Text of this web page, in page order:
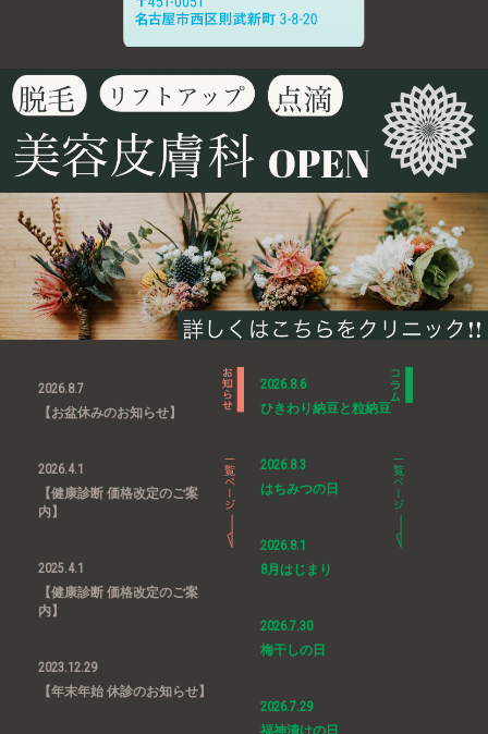
2026.8.7
【お盆休みのお知らせ】
2026.4.1
【健康診断 価格改定のご案
内】
2025.4.1
【健康診断 価格改定のご案
内】
2023.12.29
【年末年始 休診のお知らせ】
2026.8.6
ひきわり納豆と粒納豆
2026.8.3
はちみつの日
2026.8.1
8月はじまり
2026.7.30
梅干しの日
2026.7.29
福神漬けの日